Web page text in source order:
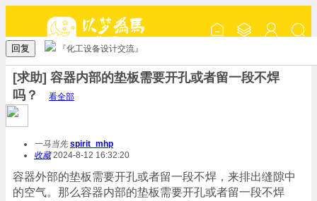
回复 『化工设备设计交流』
[求助] 容器内部的垫板需要开孔或者留一段不焊
吗？
看全部
一马当先 spirit_mhp
收藏2024-8-12 16:32:20
容器外部的垫板需要开孔或者留一段不焊，来排出缝隙中
的空气。那么容器内部的垫板需要开孔或者留一段不焊